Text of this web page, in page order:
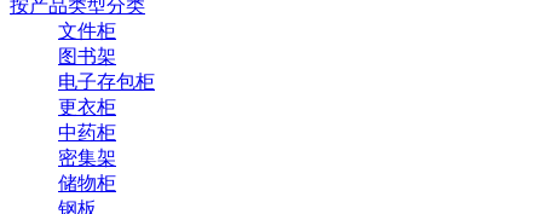
按产品类型分类
文件柜
图书架
电子存包柜
更衣柜
中药柜
密集架
储物柜
钢板